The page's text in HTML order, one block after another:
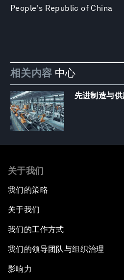
People's Republic of China
相关内容 中心
先进制造与
关于我们
我们的策略
关于我们
我们的工作方式
我们的领导团队与组织治理
影响力